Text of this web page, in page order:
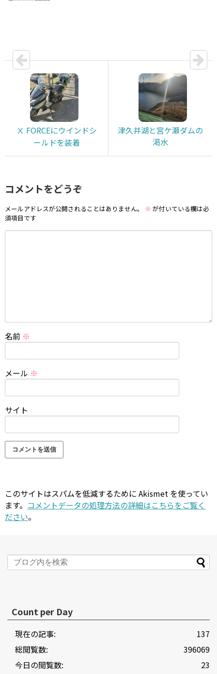
Ⅹ FORCEにウインドシ
ールドを装着
津久井湖と宮ケ瀬ダムの
渇水
コメントをどうぞ
メールアドレスが公開されることはありません。 ※ が付いている欄は必
須項目です
名前 ※
メール ※
サイト
このサイトはスパムを低減するために Akismet を使ってい
ます。 コメントデータの処理方法の詳細はこちらをご覧く
ださい。
Count per Day
137
現在の記事:
396069
総閲覧数:
23
今日の閲覧数: